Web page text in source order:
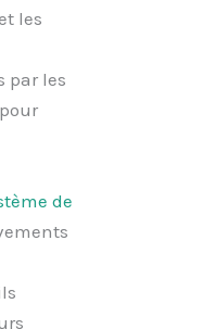
les
par les
de